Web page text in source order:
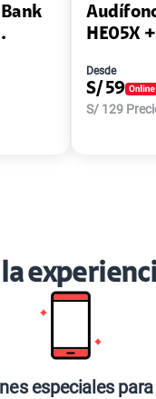
HE05X
Desde
S/ 59
S/ 129
especiales